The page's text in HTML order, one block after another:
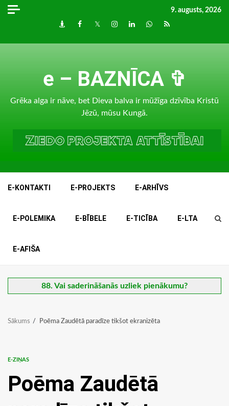
Skip
9. augusts, 2026
DraugiemFacebook
TwitterInstagram
LinkedInwhatsapp
RSS
e – BAZNĪCA ✞
Grēka alga ir nāve, bet Dieva balva ir mūžīga dzīvība Kristū
Jēzū, mūsu Kungā.
E-KONTAKTI E-PROJEKTS E-ARHĪVS
E-POLEMIKA E-BĪBELE E-TICĪBA E-LTA
E-AFIŠA
88. Vai saderināšanās uzliek pienākumu?
Sākums Poēma Zaudētā paradīze tikšot ekranizēta
E-ZIŅAS
Poēma Zaudētā